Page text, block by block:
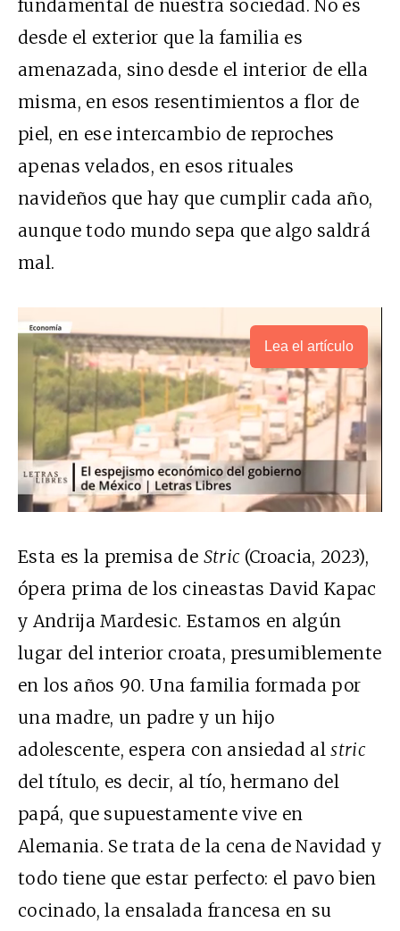
fundamental de nuestra sociedad. No es
desde el exterior que la familia es
amenazada, sino desde el interior de ella
misma, en esos resentimientos a flor de
piel, en ese intercambio de reproches
apenas velados, en esos rituales
navideños que hay que cumplir cada año,
aunque todo mundo sepa que algo saldrá
mal.
Lea el artículo
Esta es la premisa de Stric (Croacia, 2023),
ópera prima de los cineastas David Kapac
y Andrija Mardesic. Estamos en algún
lugar del interior croata, presumiblemente
en los años 90. Una familia formada por
una madre, un padre y un hijo
adolescente, espera con ansiedad alstric
del título, es decir, al tío, hermano del
papá, que supuestamente vive en
Alemania. Se trata de la cena de Navidad y
todo tiene que estar perfecto: el pavo bien
cocinado, la ensalada francesa en su